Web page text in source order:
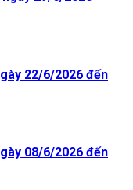
22/6/2026 đến
08/6/2026 đến